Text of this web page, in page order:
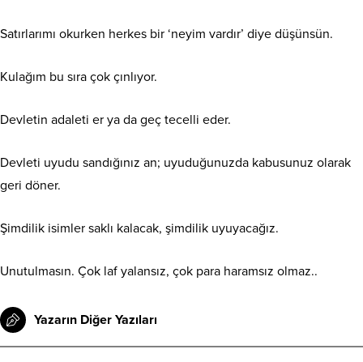
Satırlarımı okurken herkes bir ‘neyim vardır’ diye düşünsün.
Kulağım bu sıra çok çınlıyor.
Devletin adaleti er ya da geç tecelli eder.
Devleti uyudu sandığınız an; uyuduğunuzda kabusunuz olarak
geri döner.
Şimdilik isimler saklı kalacak, şimdilik uyuyacağız.
Unutulmasın. Çok laf yalansız, çok para haramsız olmaz..
Yazarın Diğer Yazıları